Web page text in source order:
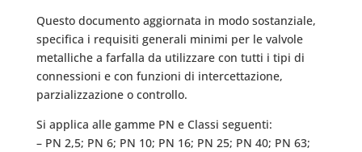
Questo documento aggiornata in modo sostanziale,
specifica i requisiti generali minimi per le valvole
metalliche a farfalla da utilizzare con tutti i tipi di
connessioni e con funzioni di intercettazione,
parzializzazione o controllo.
Si applica alle gamme PN e Classi seguenti:
– PN 2,5; PN 6; PN 10; PN 16; PN 25; PN 40; PN 63;